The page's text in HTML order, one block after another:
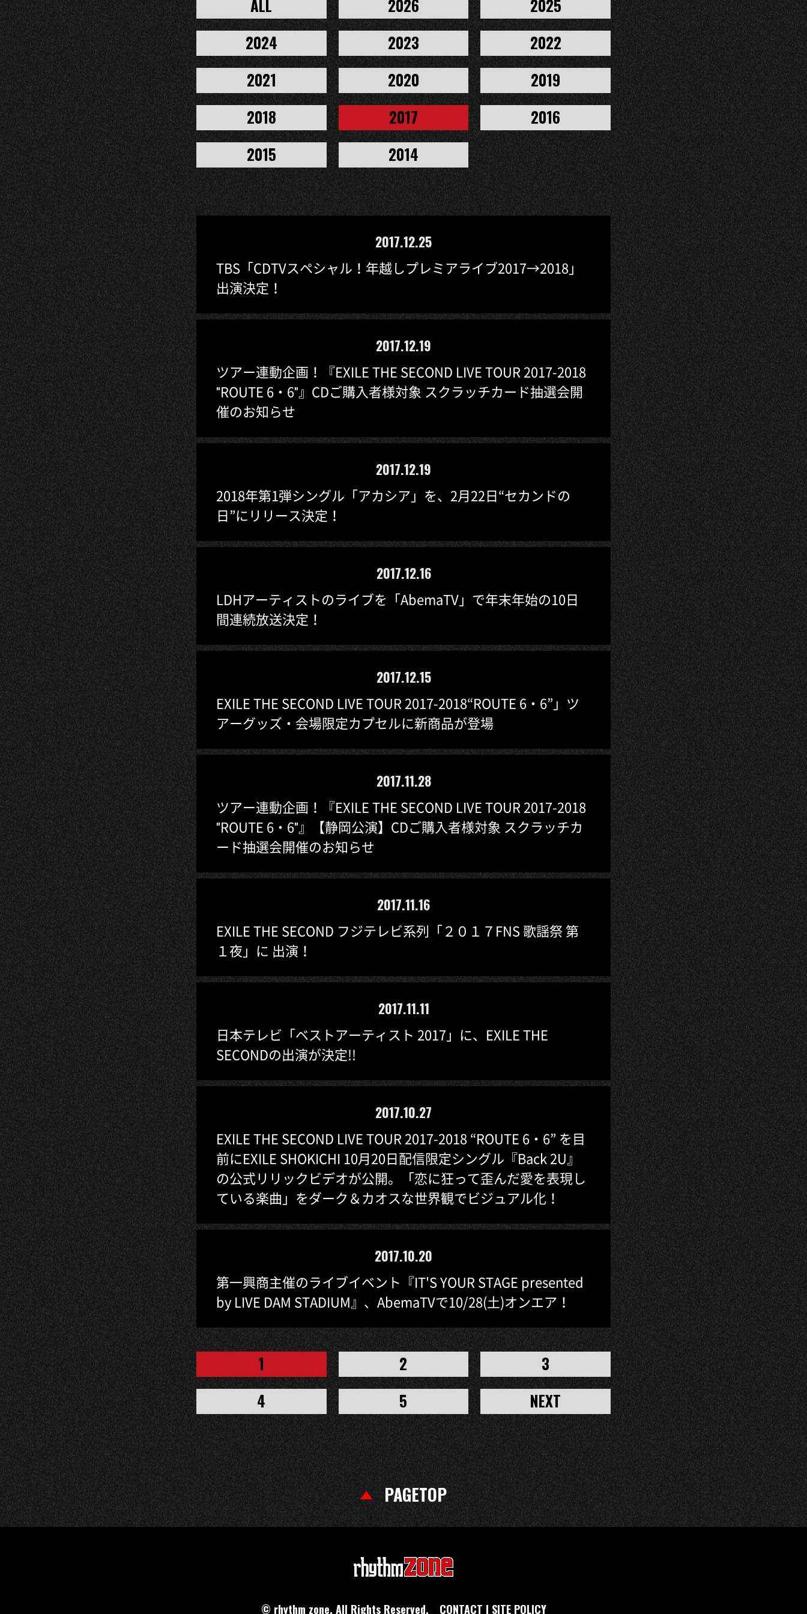
ALL 2026
2025
2024
2023
2022
2021
2020
2019
2018
2017
2016
2015
2014
2017.12.25
TBS「CDTVスペシャル！年越しプレミアライブ2017→2018」
出演決定！
2017.12.19
ツアー連動企画！『EXILE THE SECOND LIVE TOUR 2017-2018
"ROUTE 6・6"』CDご購入者様対象 スクラッチカード抽選会開
催のお知らせ
2017.12.19
2018年第1弾シングル「アカシア」を、2月22日“セカンドの
日”にリリース決定！
2017.12.16
LDHアーティストのライブを「AbemaTV」で年末年始の10日
間連続放送決定！
2017.12.15
EXILE THE SECOND LIVE TOUR 2017-2018“ROUTE 6・6”」ツ
アーグッズ・会場限定カプセルに新商品が登場
2017.11.28
ツアー連動企画！『EXILE THE SECOND LIVE TOUR 2017-2018
"ROUTE 6・6"』【静岡公演】CDご購入者様対象 スクラッチカ
ード抽選会開催のお知らせ
2017.11.16
EXILE THE SECOND フジテレビ系列「２０１７FNS 歌謡祭 第
１夜」に 出演！
2017.11.11
日本テレビ「ベストアーティスト 2017」に、EXILE THE
SECONDの出演が決定!!
2017.10.27
EXILE THE SECOND LIVE TOUR 2017-2018 “ROUTE 6・6” を目
前にEXILE SHOKICHI 10月20日配信限定シングル『Back 2U』
の公式リリックビデオが公開。「恋に狂って歪んだ愛を表現し
ている楽曲」をダーク＆カオスな世界観でビジュアル化！
2017.10.20
第一興商主催のライブイベント『IT'S YOUR STAGE presented
by LIVE DAM STADIUM』、AbemaTVで10/28(土)オンエア！
1 2
3
4
5 NEXT
PAGETOP
© rhythm zone. All Rights Reserved. CONTACT | SITE POLICY